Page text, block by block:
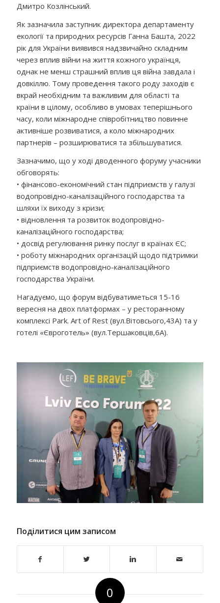
Дмитро Козлінський.
Як зазначила заступник директора департаменту
екології та природних ресурсів Ганна Башта, 2022
рік для України виявився надзвичайно складним
через вплив війни на життя кожного українця,
однак не менш страшний вплив ця війна завдала і
довкіллю. Тому проведення такого роду заходів є
вкрай необхідним та важливим для області та
країни в цілому, особливо в умовах теперішнього
часу, коли міжнародне співробітництво повинне
активніше розвиватися, а коло міжнародних
партнерів – розширюватися та збільшуватися.
Зазначимо, що у ході дводенного форуму учасники
обговорять:
• фінансово-економічний стан підприємств у галузі
водопровідно-каналізаційного господарства та
шляхи їх виходу з кризи;
• відновлення та розвиток водопровідно-
каналізаційного господарства;
• досвід регулювання ринку послуг в країнах ЄС;
• роботу міжнародних організацій щодо підтримки
підприємств водопровідно-каналізаційного
господарства України.
Нагадуємо, що форум відбуватиметься 15-16
вересня на двох платформах – у ресторанному
комплексі Park. Art of Rest (вул.Вітовсього,43А) та у
готелі «Євроготель» (вул.Тершаковців,6А).
Поділитися цим записом
0